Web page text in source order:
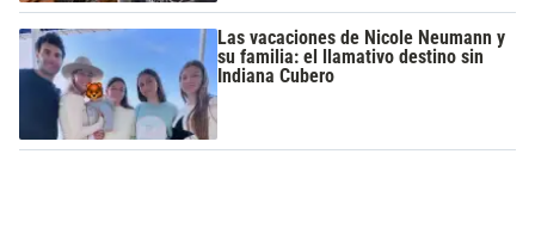
Las vacaciones de Nicole Neumann y
su familia: el llamativo destino sin
Indiana Cubero